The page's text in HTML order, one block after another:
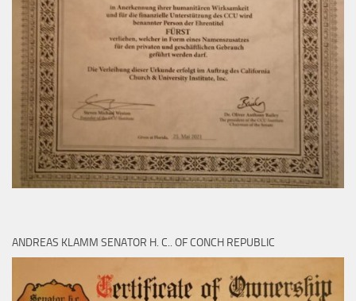
ANDREAS KLAMM SENATOR H. C.. OF CONCH REPUBLIC